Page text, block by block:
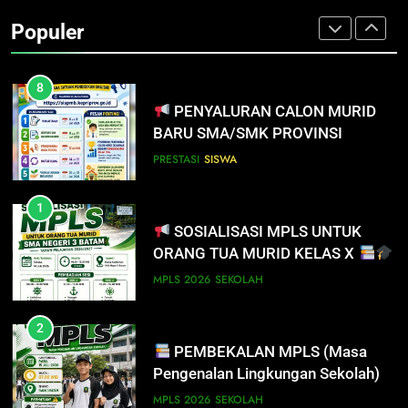
Populer
PENDAFTAR SPMB 2026 KEPRI
8
PENYALURAN CALON MURID
BARU SMA/SMK PROVINSI
KEPULAUAN RIAU 2026
PRESTASI SISWA
1
SOSIALISASI MPLS UNTUK
ORANG TUA MURID KELAS X
MPLS 2026 SEKOLAH
2
PEMBEKALAN MPLS (Masa
Pengenalan Lingkungan Sekolah)
MPLS 2026 SEKOLAH
INFO PENTING – JANGAN
7
INFO PENTING UNTUK
PENDAFTAR SPMB 2026 KEPRI
8
PENYALURAN CALON MURID
BARU SMA/SMK PROVINSI
1
SOSIALISASI MPLS UNTUK
ORANG TUA MURID KELAS X